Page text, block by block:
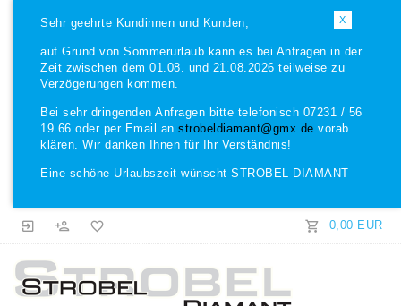
X
Sehr geehrte Kundinnen und Kunden,
auf Grund von Sommerurlaub kann es bei Anfragen in der
Zeit zwischen dem 01.08. und 21.08.2026 teilweise zu
Verzögerungen kommen.
Bei sehr dringenden Anfragen bitte telefonisch 07231 / 56
19 66 oder per Email an strobeldiamant@gmx.de vorab
klären. Wir danken Ihnen für Ihr Verständnis!
Eine schöne Urlaubszeit wünscht STROBEL DIAMANT
0,00 EUR